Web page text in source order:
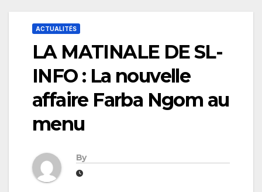
ACTUALITÉS
LA MATINALE DE SL-
INFO : La nouvelle
affaire Farba Ngom au
menu
By